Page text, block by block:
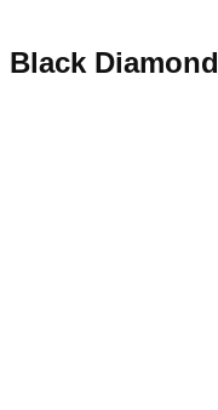
Black Diamond